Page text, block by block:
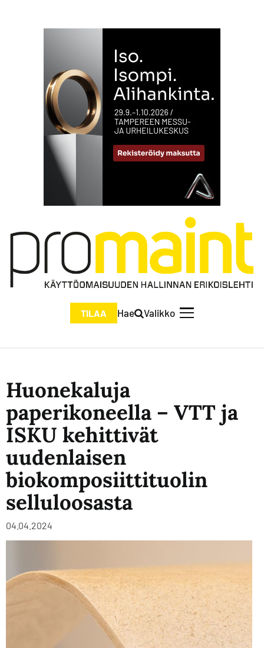
TILAA Hae Valikko
Huonekaluja
paperikoneella – VTT ja
ISKU kehittivät
uudenlaisen
biokomposiittituolin
selluloosasta
04.04.2024